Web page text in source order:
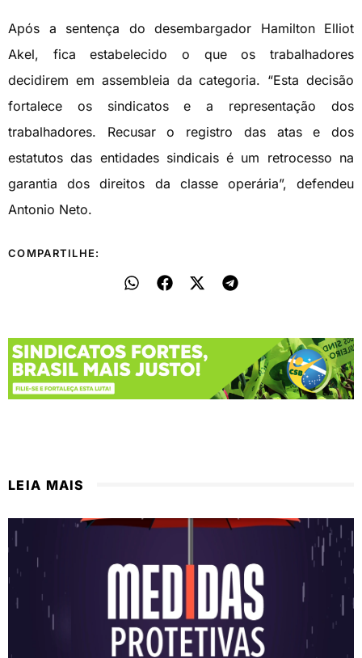
Após a sentença do desembargador Hamilton Elliot
Akel, fica estabelecido o que os trabalhadores
decidirem em assembleia da categoria. “Esta decisão
fortalece os sindicatos e a representação dos
trabalhadores. Recusar o registro das atas e dos
estatutos das entidades sindicais é um retrocesso na
garantia dos direitos da classe operária”, defendeu
Antonio Neto.
COMPARTILHE:
LEIA MAIS